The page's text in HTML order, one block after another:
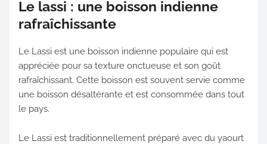
Le lassi : une boisson indienne
rafraîchissante
Le Lassi est une boisson indienne populaire qui est
appréciée pour sa texture onctueuse et son goût
rafraîchissant. Cette boisson est souvent servie comme
une boisson désaltérante et est consommée dans tout
le pays.
Le Lassi est traditionnellement préparé avec du yaourt